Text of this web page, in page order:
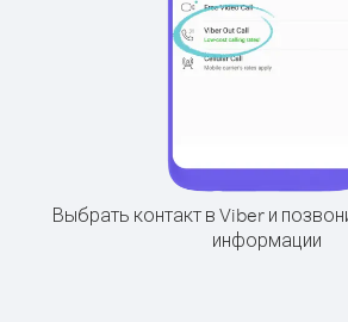
Выбрать контакт в Viber и
информации